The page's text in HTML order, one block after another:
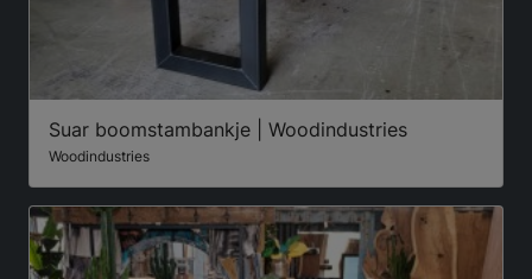
Suar boomstambankje | Woodindustries
Woodindustries